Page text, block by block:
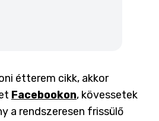
étterem cikk, akkor
Facebookon, kövessetek
a rendszeresen frissülő